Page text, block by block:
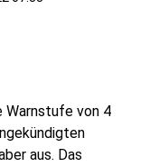
Warnstufe von 4
aus. Das